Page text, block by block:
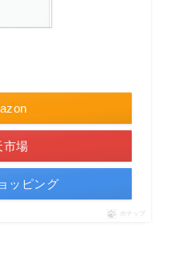
市場
ッピング
ポチップ